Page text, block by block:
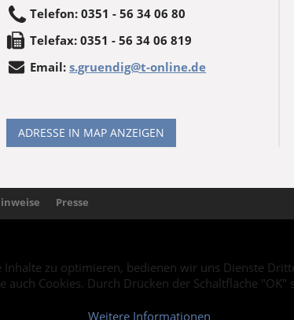
Telefon:0351 - 56 34 06 80
Telefax:0351 - 56 34 06 819
Email:s.gruendig@t-online.de
ADRESSE IN MAP ANZEIGEN
Presse
zu optimieren, bedienen wir uns Dienste
Cookies. Durch Drücken der Schaltfläche "OK"
Weitere Informationen